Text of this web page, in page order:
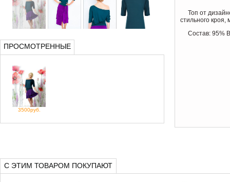
ПРОСМОТРЕННЫЕ
3500руб.
Топ от
стильного кроя,
Состав: 95%
С ЭТИМ ТОВАРОМ ПОКУПАЮТ